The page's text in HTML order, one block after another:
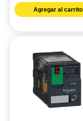
22MM
3SU1106
Agregar al carrito